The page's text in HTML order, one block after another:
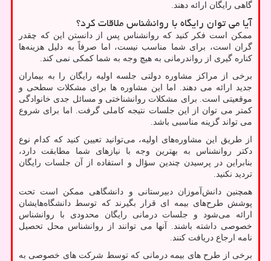
گاهی رایگان ارائه دهند.
آیا می توان رایگاه با روانشناس ملاقات کرد؟
ممکن است فکر کنید که روانشناس پس از دانستن این که چقدر
گران است، برای شما مناسب نیست، اما صرفاً به دلیل هزینه‌ها
کناره‌ گیری از رواندرمانی به هیچ وجه به شما کمکی نمی ‌کند.
برخی از مراکز مشاوره دولتی جلسه اولیه رایگان را به بیماران
جدید ارائه می دهند. اما این مشاوره ها برای مشکلات سطحی و
موقعیتی است. برای مشکلات روانشناختی و مسائل جدی خانوادگی
کمتر می توان از این جلسات نتیجه کاملی گرفت. اما برای شروع
می تواند گزینه مناسبی باشد.
از طریق این مشاوره‌های اولیه، می‌توانید تعیین کنید که کدام نوع
دکتر روانشناس به بهترین وجه با نیازهای شما مطابقت دارد،
بنابراین در پرسیدن چندین سؤال و استفاده از آن جلسات رایگان
تردید نکنید.
همچنین دانش‌آموزان دبیرستانی و دانشگاهی ممکن است تحت
پوشش طرح‌های بیمه ‌ای قرار بگیرند که توسط دانشگاه‌هایشان
ارائه می‌شود و جلسات درمانی رایگان محدودی با روانشناس
خصوصی داشته باشند. آنها می توانند از روانشناس محل تحصیل
نامه ارجاع دریافت کنند.
برخی از طرح های بیمه درمانی که توسط شرکت های خصوصی به